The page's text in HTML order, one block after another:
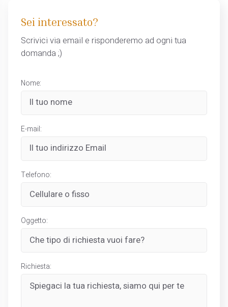
Sei interessato?
Scrivici via email e risponderemo ad ogni tua
domanda ;)
Nome:
E-mail:
Telefono:
Oggetto:
Richiesta: